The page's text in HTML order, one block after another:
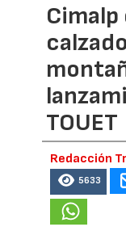
TOUET
Redacción
5633